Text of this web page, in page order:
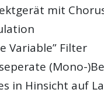
mit
Variable” Filter
(Mono-
in Hinsicht auf